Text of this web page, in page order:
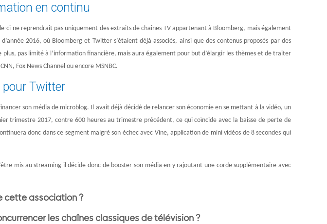
en continu
ne reprendrait pas uniquement des extraits de chaînes TV appartenant à Bloomberg, mais également
2016, où Bloomberg et Twitter s’étaient déjà associés, ainsi que des contenus proposés par des
pas limité à l’information financière, mais aura également pour but d’élargir les thèmes et de traiter
Fox News Channel ou encore MSNBC.
pour Twitter
son média de microblog. Il avait déjà décidé de relancer son économie en se mettant à la vidéo, un
trimestre 2017, contre 600 heures au trimestre précédent, ce qui coïncide avec la baisse de perte de
donc dans ce segment malgré son échec avec Vine, application de mini vidéos de 8 secondes qui
mis au streaming il décide donc de booster son média en y rajoutant une corde supplémentaire avec
cette association ?
les chaînes classiques de télévision ?